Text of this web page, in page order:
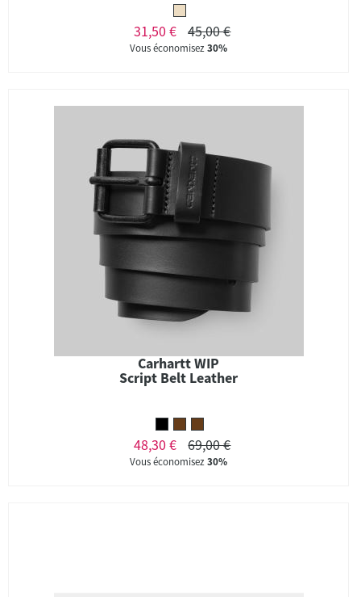
31,50 € 45,00 €
Vous économisez30%
Carhartt WIP
Script Belt Leather
48,30 € 69,00 €
Vous économisez30%